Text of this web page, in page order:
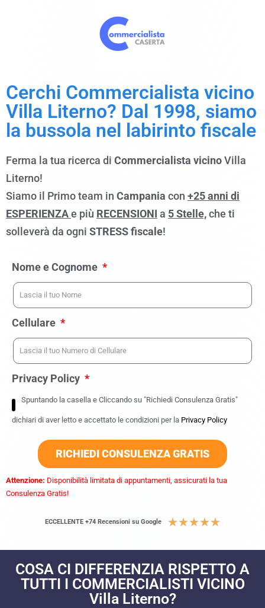
Cerchi Commercialista vicino
Villa Literno? Dal 1998, siamo
la bussola nel labirinto fiscale
Ferma la tua ricerca di Commercialista vicinoVilla
Literno!
Siamo il Primo team in Campania con +25 anni di
ESPERIENZAe più RECENSIONI a 5 Stelle,che ti
solleverà da ogni STRESS fiscale!
Nome e Cognome
Cellulare
Privacy Policy
Spuntando la casella e Cliccando su "Richiedi Consulenza Gratis"
dichiari di aver letto e accettato le condizioni per la Privacy Policy
RICHIEDI CONSULENZA GRATIS
Attenzione: Disponibilità limitata di appuntamenti, assicurati la tua
Consulenza Gratis!
ECCELLENTE +74 Recensioni su Google ★★★★★
COSA CI DIFFERENZIA RISPETTO A
TUTTI I COMMERCIALISTI VICINO
Villa Literno?